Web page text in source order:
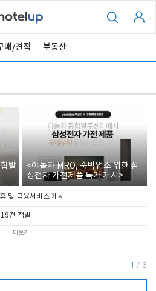
매/견적 부동산
발
<야놀자 MRO, 숙박업소 위한 삼
성전자 가전제품 특가 개시>
및 금융서비스 게시
건 적발
더보기
1 / 3